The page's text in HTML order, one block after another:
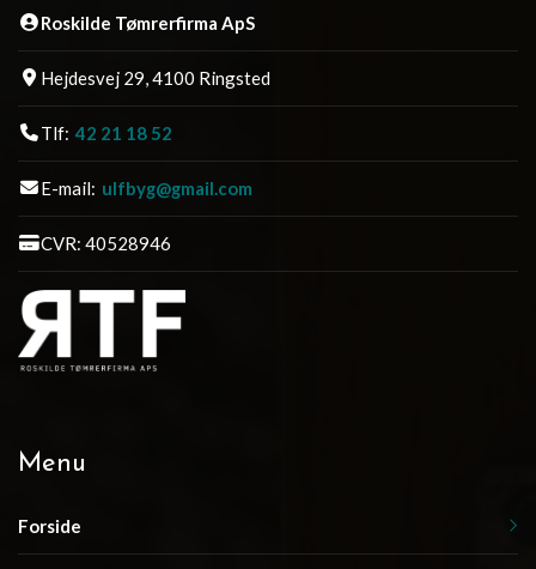
Roskilde Tømrerfirma ApS
Hejdesvej 29, 4100 Ringsted
Tlf: 42 21 18 52
E-mail: ulfbyg@gmail.com
CVR: 40528946
Menu
Forside